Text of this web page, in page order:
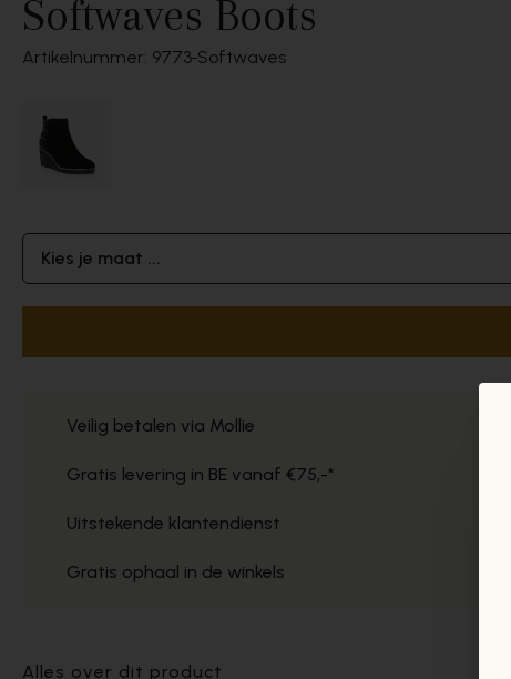
Softwaves Boots
Artikelnummer: 9773 Softwaves
Kies je maat ...
Veilig betalen via Mollie
Gratis levering in BE vanaf €75,-*
Uitstekende klantendienst
Gratis ophaal in de winkels
Alles over dit product